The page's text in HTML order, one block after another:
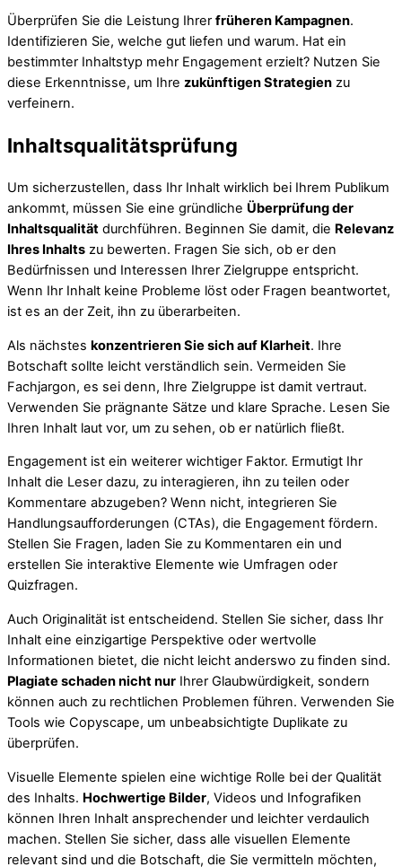
Überprüfen Sie die Leistung Ihrer früheren Kampagnen.
Identifizieren Sie, welche gut liefen und warum. Hat ein
bestimmter Inhaltstyp mehr Engagement erzielt? Nutzen Sie
diese Erkenntnisse, um Ihre zukünftigen Strategien zu
verfeinern.
Inhaltsqualitätsprüfung
Um sicherzustellen, dass Ihr Inhalt wirklich bei Ihrem Publikum
ankommt, müssen Sie eine gründliche Überprüfung der
Inhaltsqualität durchführen. Beginnen Sie damit, die Relevanz
Ihres Inhalts zu bewerten. Fragen Sie sich, ob er den
Bedürfnissen und Interessen Ihrer Zielgruppe entspricht.
Wenn Ihr Inhalt keine Probleme löst oder Fragen beantwortet,
ist es an der Zeit, ihn zu überarbeiten.
Als nächstes konzentrieren Sie sich auf Klarheit. Ihre
Botschaft sollte leicht verständlich sein. Vermeiden Sie
Fachjargon, es sei denn, Ihre Zielgruppe ist damit vertraut.
Verwenden Sie prägnante Sätze und klare Sprache. Lesen Sie
Ihren Inhalt laut vor, um zu sehen, ob er natürlich fließt.
Engagement ist ein weiterer wichtiger Faktor. Ermutigt Ihr
Inhalt die Leser dazu, zu interagieren, ihn zu teilen oder
Kommentare abzugeben? Wenn nicht, integrieren Sie
Handlungsaufforderungen (CTAs), die Engagement fördern.
Stellen Sie Fragen, laden Sie zu Kommentaren ein und
erstellen Sie interaktive Elemente wie Umfragen oder
Quizfragen.
Auch Originalität ist entscheidend. Stellen Sie sicher, dass Ihr
Inhalt eine einzigartige Perspektive oder wertvolle
Informationen bietet, die nicht leicht anderswo zu finden sind.
Plagiate schaden nicht nur Ihrer Glaubwürdigkeit, sondern
können auch zu rechtlichen Problemen führen. Verwenden Sie
Tools wie Copyscape, um unbeabsichtigte Duplikate zu
überprüfen.
Visuelle Elemente spielen eine wichtige Rolle bei der Qualität
des Inhalts. Hochwertige Bilder, Videos und Infografiken
können Ihren Inhalt ansprechender und leichter verdaulich
machen. Stellen Sie sicher, dass alle visuellen Elemente
relevant sind und die Botschaft, die Sie vermitteln möchten,